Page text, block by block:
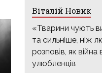
Віталій Новик
«Тварини чують
та сильніше, ніж
розповів, як
улюбленців